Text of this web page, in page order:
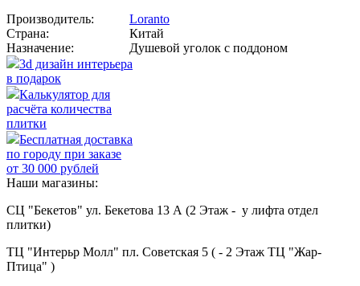
Производитель:
Loranto
Страна:
Китай
Назначение:
Душевой уголок с поддоном
3d дизайн интерьера
в подарок
Калькулятор для
расчёта количества
плитки
Бесплатная доставка
по городу при заказе
от 30 000 рублей
Наши магазины:
СЦ "Бекетов" ул. Бекетова 13 А (2 Этаж - у лифта отдел
плитки)
ТЦ "Интерьр Молл" пл. Советская 5 ( - 2 Этаж ТЦ "Жар-
Птица" )